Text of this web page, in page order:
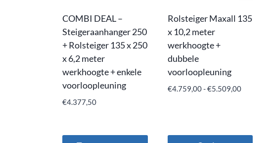
COMBI DEAL –
Steigeraanhanger 250
+ Rolsteiger 135 x 250
x 6,2 meter
werkhoogte + enkele
voorloopleuning
€4.377,50
Rolsteiger Maxall 135
x 10,2 meter
werkhoogte +
dubbele
voorloopleuning
€4.759,00-€5.509,00